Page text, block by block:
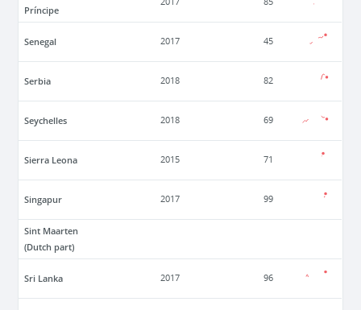
Príncipe
Senegal 2017 45
Serbia 2018 82
Seychelles 2018 69
Sierra Leona 2015 71
Singapur 2017 99
Sint Maarten
(Dutch part)
Sri Lanka 2017 96